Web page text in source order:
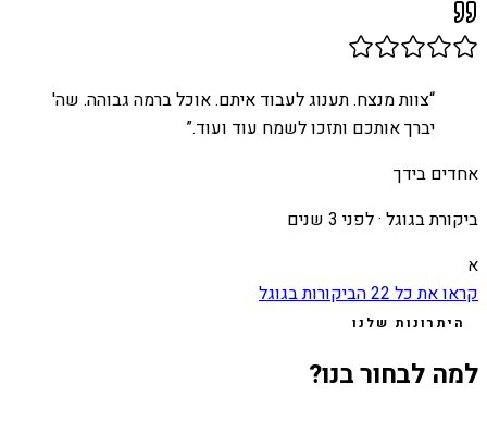
“צוות מנצח. תענוג לעבוד איתם. אוכל ברמה גבוהה. שה'
יברך אותכם ותזכו לשמח עוד ועוד.”
אחדים בידך
ביקורת בגוגל ·לפני 3 שנים
א
קראו את כל22הביקורות בגוגל
היתרונות שלנו
למה לבחור בנו?